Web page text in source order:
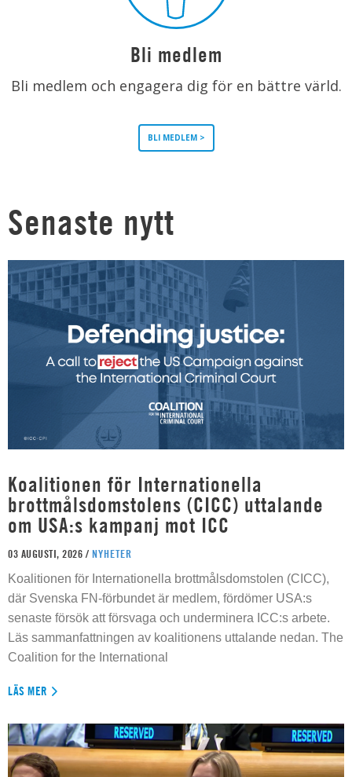
Bli medlem
Bli medlem och engagera dig för en bättre värld.
BLI MEDLEM >
Senaste nytt
Koalitionen för Internationella
brottmålsdomstolens (CICC) uttalande
om USA:s kampanj mot ICC
03 AUGUSTI, 2026 / NYHETER
Koalitionen för Internationella brottmålsdomstolen (CICC),
där Svenska FN-förbundet är medlem, fördömer USA:s
senaste försök att försvaga och underminera ICC:s arbete.
Läs sammanfattningen av koalitionens uttalande nedan. The
Coalition for the International
LÄS MER